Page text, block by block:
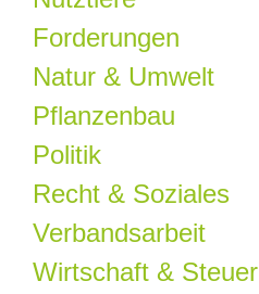
Forderungen
Natur & Umwelt
Pflanzenbau
Politik
Recht & Soziales
Verbandsarbeit
Wirtschaft & Steuer